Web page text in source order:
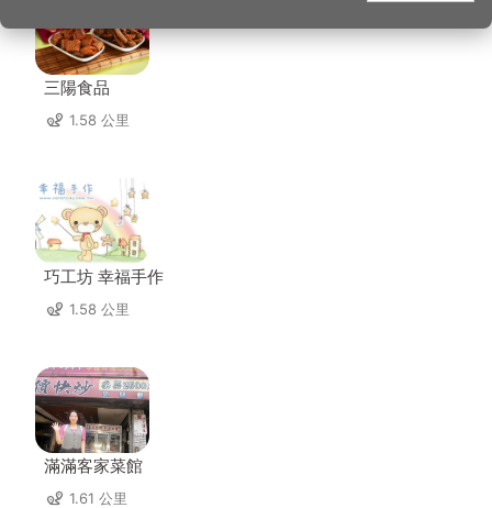
三陽食品
1.58 公里
巧工坊 幸福手作
1.58 公里
滿滿客家菜館
1.61 公里